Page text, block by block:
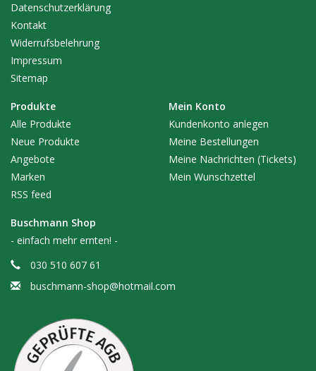
Datenschutzerklärung
Kontakt
Widerrufsbelehrung
Impressum
Sitemap
Produkte
Alle Produkte
Neue Produkte
Angebote
Marken
RSS feed
Mein Konto
Kundenkonto anlegen
Meine Bestellungen
Meine Nachrichten (Tickets)
Mein Wunschzettel
Buschmann Shop
- einfach mehr ernten! -
030 510 607 61
buschmann-shop@hotmail.com